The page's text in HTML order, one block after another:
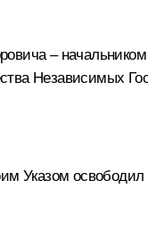
–
Независимых
Указом